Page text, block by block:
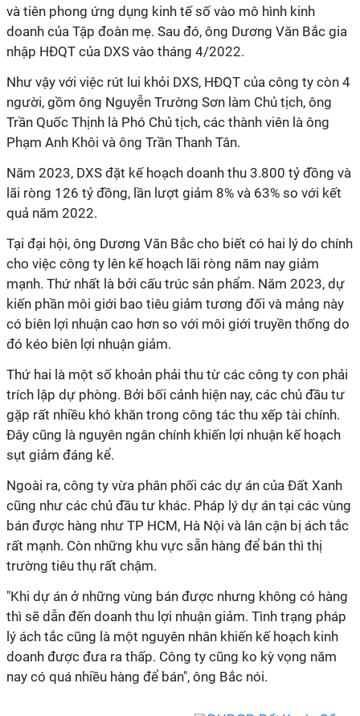
và tiên phong ứng dụng kinh tế số vào mô hình kinh
doanh của Tập đoàn mẹ. Sau đó, ông Dương Văn Bắc gia
nhập HĐQT của DXS vào tháng 4/2022.
Như vậy với việc rút lui khỏi DXS, HĐQT của công ty còn 4
người, gồm ông Nguyễn Trường Sơn làm Chủ tịch, ông
Trần Quốc Thịnh là Phó Chủ tịch, các thành viên là ông
Phạm Anh Khôi và ông Trần Thanh Tân.
Năm 2023, DXS đặt kế hoạch doanh thu 3.800 tỷ đồng và
lãi ròng 126 tỷ đồng, lần lượt giảm 8% và 63% so với kết
quả năm 2022.
Tại đại hội, ông Dương Văn Bắc cho biết có hai lý do chính
cho việc công ty lên kế hoạch lãi ròng năm nay giảm
mạnh. Thứ nhất là bởi cấu trúc sản phẩm. Năm 2023, dự
kiến phần môi giới bao tiêu giảm tương đối và mảng này
có biên lợi nhuận cao hơn so với môi giới truyền thống do
đó kéo biên lợi nhuận giảm.
Thứ hai là một số khoản phải thu từ các công ty con phải
trích lập dự phòng. Bởi bối cảnh hiện nay, các chủ đầu tư
gặp rất nhiều khó khăn trong công tác thu xếp tài chính.
Đây cũng là nguyên ngân chính khiến lợi nhuận kế hoạch
sụt giảm đáng kể.
Ngoài ra, công ty vừa phân phối các dự án của Đất Xanh
cũng như các chủ đầu tư khác. Pháp lý dự án tại các vùng
bán được hàng như TP HCM, Hà Nội và lân cận bị ách tắc
rất mạnh. Còn những khu vực sẵn hàng để bán thì thị
trường tiêu thụ rất chậm.
"Khi dự án ở những vùng bán được nhưng không có hàng
thì sẽ dẫn đến doanh thu lợi nhuận giảm. Tình trạng pháp
lý ách tắc cũng là một nguyên nhân khiến kế hoạch kinh
doanh được đưa ra thấp. Công ty cũng ko kỳ vọng năm
nay có quá nhiều hàng để bán", ông Bắc nói.